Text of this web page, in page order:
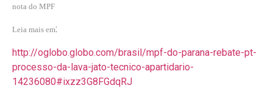
nota do MPF
Leia mais em:
http://oglobo.globo.com/brasil/mpf-do-parana-rebate-pt-
processo-da-lava-jato-tecnico-apartidario-
14236080#ixzz3G8FGdqRJ